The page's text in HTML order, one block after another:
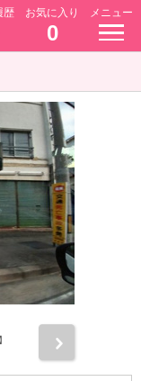
歴 お気に入り
0
メニュー